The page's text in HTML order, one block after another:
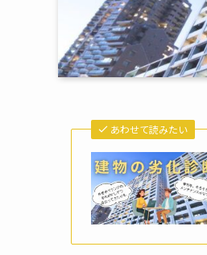
あわせて読みたい